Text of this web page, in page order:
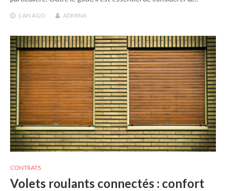
1 AN AGO ADMIN6
CONTRATS
Volets roulants connectés : confort